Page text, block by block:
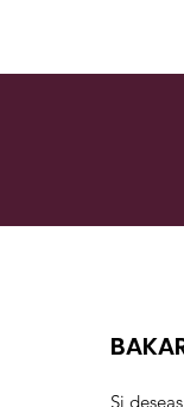
Si